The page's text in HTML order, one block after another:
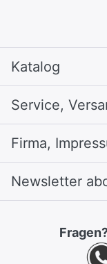
Katalog
Service,
Firma,
Newsletter